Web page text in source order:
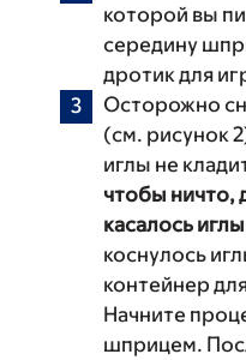
которой вы
середину
дротик для
Осторожно
(см. рисунок
иглы не
чтобы ничто,
касалось
коснулось
контейнер
Начните
шприцем.